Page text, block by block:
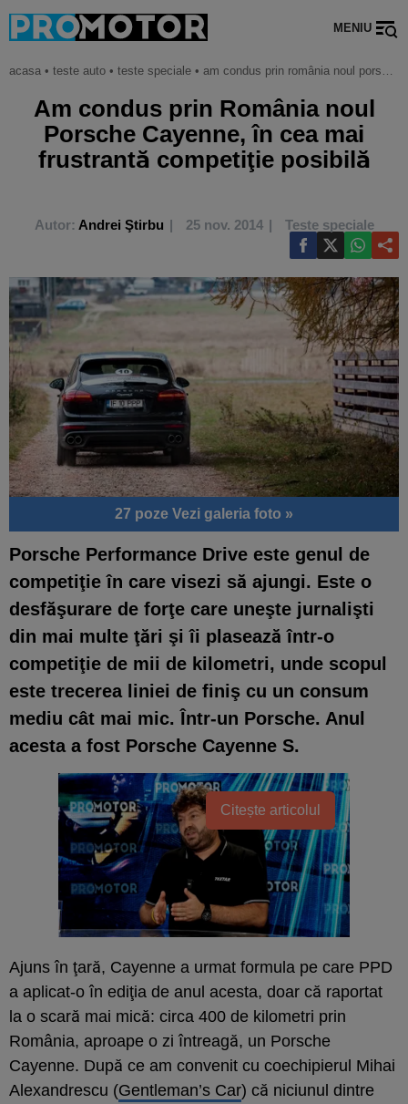
MENIU
acasa • teste auto • teste speciale • am condus prin românia noul porsche cayenne, în cea mai frustrantă competiţie posibilă
Am condus prin România noul
Porsche Cayenne, în cea mai
frustrantă competiţie posibilă
Autor: Andrei Ştirbu 25 nov. 2014 Teste speciale
27 poze Vezi galeria foto »
Porsche Performance Drive este genul de
competiţie în care visezi să ajungi. Este o
desfăşurare de forţe care uneşte jurnalişti
din mai multe ţări şi îi plasează într-o
competiţie de mii de kilometri, unde scopul
este trecerea liniei de finiş cu un consum
mediu cât mai mic. Într-un Porsche. Anul
acesta a fost Porsche Cayenne S.
Citește articolul
Ajuns în ţară, Cayenne a urmat formula pe care PPD
a aplicat-o în ediţia de anul acesta, doar că raportat
la o scară mai mică: circa 400 de kilometri prin
România, aproape o zi întreagă, un Porsche
Cayenne. După ce am convenit cu coechipierul Mihai
Alexandrescu (Gentleman’s Car) că niciunul dintre